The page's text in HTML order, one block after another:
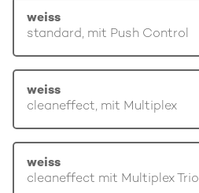
weiss
standard, mit Push Control
weiss
cleaneffect, mit Multiplex
weiss
cleaneffect mit Multiplex Trio